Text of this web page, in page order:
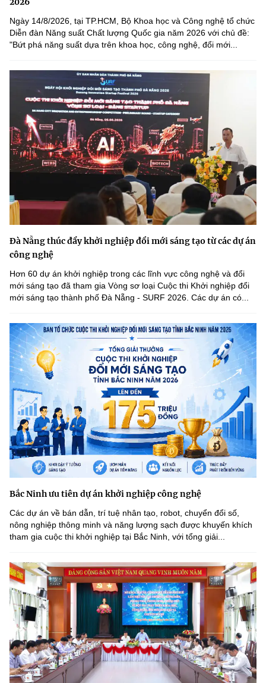
Ngày 14/8/2026, tại TP.HCM, Bộ Khoa học và Công nghệ tổ chức
Diễn đàn Năng suất Chất lượng Quốc gia năm 2026 với chủ đề:
"Bứt phá năng suất dựa trên khoa học, công nghệ, đổi mới...
Đà Nẵng thúc đẩy khởi nghiệp đổi mới sáng tạo từ các dự án
công nghệ
Hơn 60 dự án khởi nghiệp trong các lĩnh vực công nghệ và đổi
mới sáng tạo đã tham gia Vòng sơ loại Cuộc thi Khởi nghiệp đổi
mới sáng tạo thành phố Đà Nẵng - SURF 2026. Các dự án có...
Bắc Ninh ưu tiên dự án khởi nghiệp công nghệ
Các dự án về bán dẫn, trí tuệ nhân tạo, robot, chuyển đổi số,
nông nghiệp thông minh và năng lượng sạch được khuyến khích
tham gia cuộc thi khởi nghiệp tại Bắc Ninh, với tổng giải...